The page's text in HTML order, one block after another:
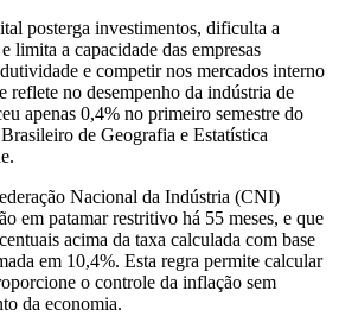
posterga investimentos, dificulta a
limita a capacidade das empresas
e competir nos mercados interno
reflete no desempenho da indústria de
apenas 0,4% no primeiro semestre do
de Geografia e Estatística
Nacional da Indústria (CNI)
em patamar restritivo há 55 meses, e que
acima da taxa calculada com base
em 10,4%. Esta regra permite calcular
o controle da inflação sem
da economia.